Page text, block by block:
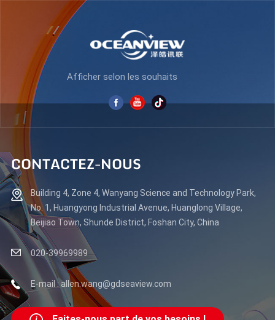
Afficher selon les souhaits
CONTACTEZ-NOUS
Building 4, Zone 4, Wanyang Science and Technology Park,
No. 1, Huangyong Industrial Avenue, Huanglong Village,
Beijiao Town, Shunde District, Foshan City, China
020-39969989
E-mail : allen.wang@gdseaview.com